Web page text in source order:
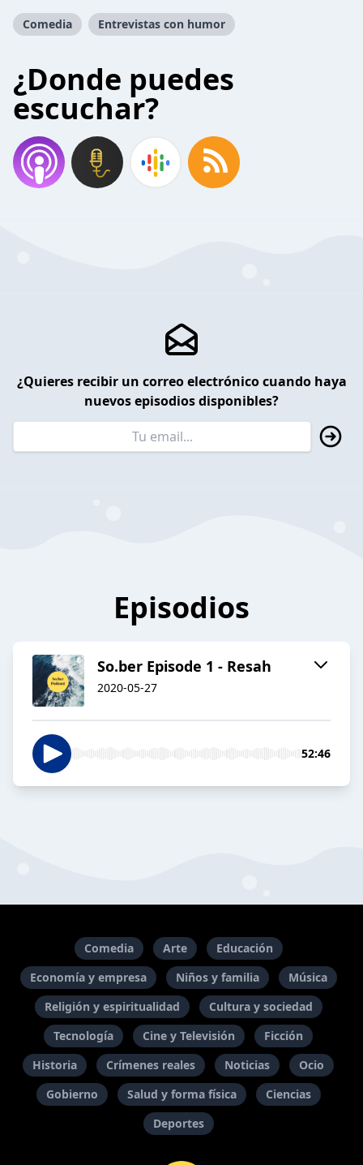
Comedia Entrevistas con humor
¿Donde puedes
escuchar?
¿Quieres recibir un correo electrónico cuando haya
nuevos episodios disponibles?
Episodios
So.ber Episode 1 - Resah
2020-05-27
52:46
Comedia Arte
Educación
Economía y empresa
Niños y familia
Música
Religión y espiritualidad
Cultura y sociedad
Tecnología
Cine y Televisión
Ficción
Historia
Crímenes reales Noticias
Ocio
Gobierno
Salud y forma física
Ciencias
Deportes